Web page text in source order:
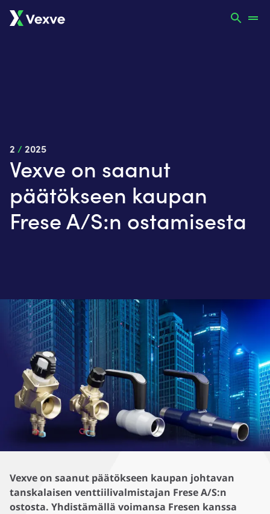
2 /2025
Vexve on saanut
päätökseen kaupan
Frese A/S:n ostamisesta
Vexve on saanut päätökseen kaupan johtavan
tanskalaisen venttiilivalmistajan Frese A/S:n
ostosta. Yhdistämällä voimansa Fresen kanssa